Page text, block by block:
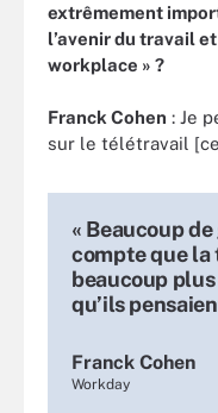
extrêmement
l’avenir du travail
workplace » ?
Franck Cohen : Je
sur le télétravail
« Beaucoup
compte que
beaucoup
qu’ils
Franck Cohen
Workday